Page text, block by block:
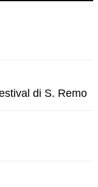
di S. Remo